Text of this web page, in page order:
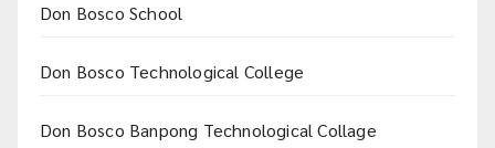
Don Bosco School
Don Bosco Technological College
Don Bosco Banpong Technological Collage